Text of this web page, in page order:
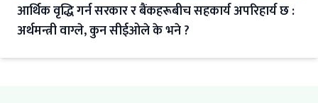
आर्थिक वृद्धि गर्न सरकार र बैंकहरूबीच सहकार्य अपरिहार्य छ :
अर्थमन्त्री वाग्ले, कुन सीईओले के भने ?